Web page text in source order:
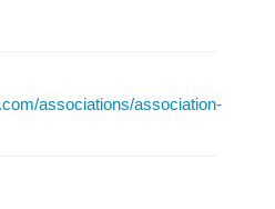
associations/association-